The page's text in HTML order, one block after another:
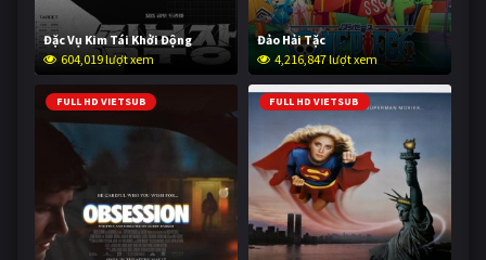
Đặc Vụ Kim Tái Khởi Động
604,019 lượt xem
Đảo Hải Tặc
4,216,847 lượt xem
FULL HD VIETSUB FULL HD VIETSUB